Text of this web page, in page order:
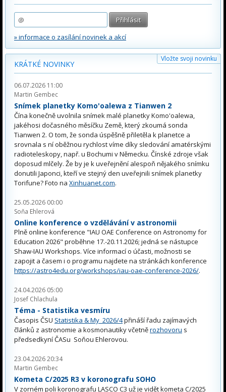
» informace o zasílání novinek a akcí
Vložte svoji novinku
KRÁTKÉ NOVINKY
06.07.2026 11:00
Martin Gembec
Snímek planetky Komo'oalewa z Tianwen 2
Čína konečně uvolnila snímek malé planetky Komo'oalewa,
jakéhosi dočasného měsíčku Země, který zkoumá sonda
Tianwen 2. O tom, že sonda úspěšně přiletěla k planetce a
srovnala s ní oběžnou rychlost víme díky sledování amatérskými
radioteleskopy, např. u Bochumi v Německu. Čínské zdroje však
doposud mlčely. Že by je k uveřejnění alespoň nějakého snímku
donutili Japonci, kteří ve stejný den uveřejnili snímek planetky
Torifune? Foto na Xinhuanet.com.
25.05.2026 00:00
Soňa Ehlerová
Online konference o vzdělávání v astronomii
Plně online konference "IAU OAE Conference on Astronomy for
Education 2026" proběhne 17.-20.11.2026; jedná se nástupce
Shaw-IAU Workshops. Více informací o účasti, možnosti se
zapojit a časem i o programu najdete na stránkách konference
https://astro4edu.org/workshops/iau-oae-conference-2026/.
24.04.2026 05:00
Josef Chlachula
Téma - Statistika vesmíru
Časopis ČSU Statistika & My 2026/4přináší řadu zajímavých
článků z astronomie a kosmonautiky včetněrozhovoru s
předsedkyní ČASu Soňou Ehlerovou.
23.04.2026 20:34
Martin Gembec
Kometa C/2025 R3 v koronografu SOHO
V zorném poli koronografu LASCO C3 už je vidět kometa C/2025